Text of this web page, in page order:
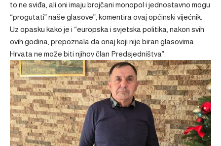
to ne sviđa, ali oni imaju brojčani monopol i jednostavno mogu
“progutati” naše glasove”, komentira ovaj općinski vijećnik.
Uz opasku kako je i “europska i svjetska politika, nakon svih
ovih godina, prepoznala da onaj koji nije biran glasovima
Hrvata ne može biti njihov član Predsjedništva”.